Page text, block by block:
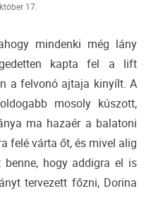
17.
mindenki még lány
kapta fel a lift
a felvonó ajtaja kinyílt. A
mosoly kúszott,
ma hazaér a balatoni
felé várta őt, és mivel alig
hogy addigra el is
tervezett főzni, Dorina